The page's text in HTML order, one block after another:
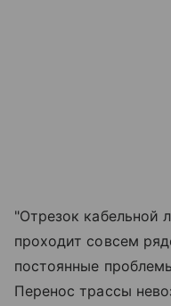
"Отрезок кабельной
проходит совсем
постоянные
Перенос трассы